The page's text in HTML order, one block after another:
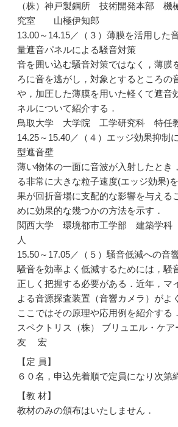
（株）神戸製鋼所 技術開発本部 機
究室 山極伊知郎
13.00～14.15／（３）薄膜を活用した
量遮音パネルによる騒音対策
音を囲い込む騒音対策ではなく，薄膜
ろに音を逃がし，対象とするところの
や，加圧した薄膜を用いた軽くて遮音
ネルについて紹介する．
鳥取大学 大学院 工学研究科 特
14.25～15.40／（４）エッジ効果抑制
型遮音壁
薄い物体の一面に音波が入射したとき
る非常に大きな粒子速度(エッジ効果)
果が回折音場に支配的な影響を与える
めに効果的な幾つかの方法を示す．
関西大学 環境都市工学部 建築
人
15.50～17.05／（５）騒音低減への音
騒音を効率よく低減するためには，騒
正しく把握する必要がある．近年，マ
よる音源探査装置（音響カメラ）がよ
ここではその原理や応用例を紹介する．
スペクトリス（株） ブリュエル・
友 宏
【定 員】
６０名，申込先着順で定員になり次第
【教 材】
教材のみの頒布はいたしません．